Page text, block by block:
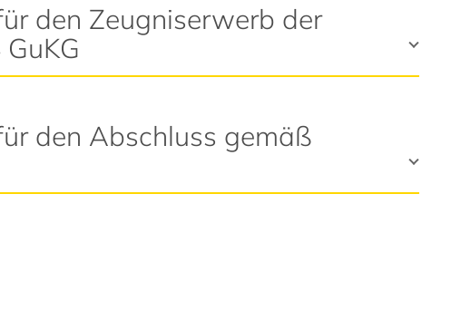
den Zeugniserwerb der
den Abschluss gemäß